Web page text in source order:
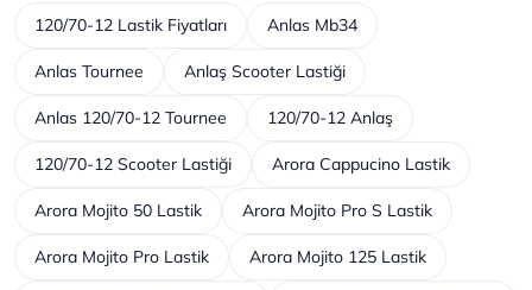
120/70-12 Lastik Fiyatları Anlas Mb34
Anlas Tournee Anlaş Scooter Lastiği
Anlas 120/70-12 Tournee 120/70-12 Anlaş
120/70-12 Scooter Lastiği Arora Cappucino Lastik
Arora Mojito 50 Lastik Arora Mojito Pro S Lastik
Arora Mojito Pro Lastik Arora Mojito 125 Lastik